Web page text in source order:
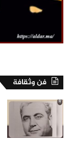
فن وثقافة